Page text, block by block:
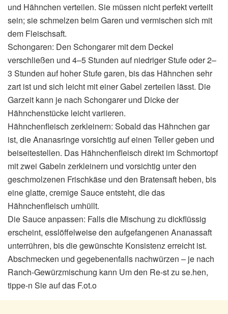
und Hähnchen verteilen. Sie müssen nicht perfekt verteilt
sein; sie schmelzen beim Garen und vermischen sich mit
dem Fleischsaft.
Schongaren: Den Schongarer mit dem Deckel
verschließen und 4–5 Stunden auf niedriger Stufe oder 2–
3 Stunden auf hoher Stufe garen, bis das Hähnchen sehr
zart ist und sich leicht mit einer Gabel zerteilen lässt. Die
Garzeit kann je nach Schongarer und Dicke der
Hähnchenstücke leicht variieren.
Hähnchenfleisch zerkleinern: Sobald das Hähnchen gar
ist, die Ananasringe vorsichtig auf einen Teller geben und
beiseitestellen. Das Hähnchenfleisch direkt im Schmortopf
mit zwei Gabeln zerkleinern und vorsichtig unter den
geschmolzenen Frischkäse und den Bratensaft heben, bis
eine glatte, cremige Sauce entsteht, die das
Hähnchenfleisch umhüllt.
Die Sauce anpassen: Falls die Mischung zu dickflüssig
erscheint, esslöffelweise den aufgefangenen Ananassaft
unterrühren, bis die gewünschte Konsistenz erreicht ist.
Abschmecken und gegebenenfalls nachwürzen – je nach
Ranch-Gewürzmischung kann Um den Re-st zu se.hen,
tippe-n Sie auf das F.ot.o